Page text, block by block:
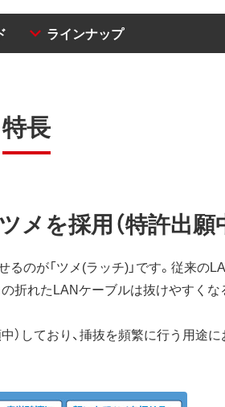
ラインナップ
特長
メを採用（特許出願
のが「ツメ(ラッチ)」です。従来の
折れたLANケーブルは抜けやすくな
）しており、挿抜を頻繁に行う用途